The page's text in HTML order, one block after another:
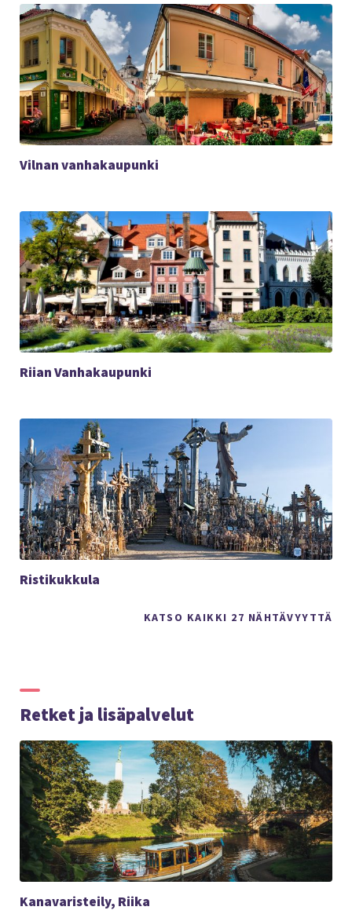
KATSO KAIKKI 27 NÄHTÄVYYTTÄ
Vilnan vanhakaupunki
Riian Vanhakaupunki
Ristikukkula
Retket ja lisäpalvelut
Kanavaristeily, Riika